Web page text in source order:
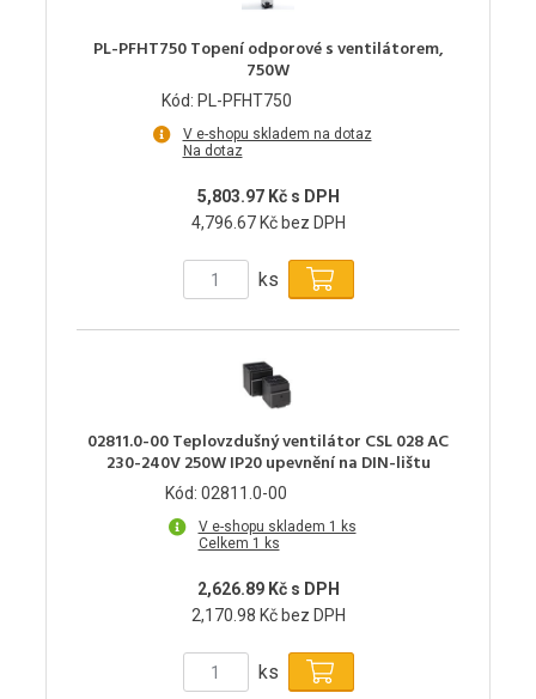
PL-PFHT750 Topení odporové s ventilátorem,
750W
Kód: PL-PFHT750
V e-shopu skladem na dotaz
Na dotaz
5,803.97 Kč s DPH
4,796.67 Kč bez DPH
ks
02811.0-00 Teplovzdušný ventilátor CSL 028 AC
230-240V 250W IP20 upevnění na DIN-lištu
Kód: 02811.0-00
V e-shopu skladem 1 ks
Celkem 1 ks
2,626.89 Kč s DPH
2,170.98 Kč bez DPH
ks